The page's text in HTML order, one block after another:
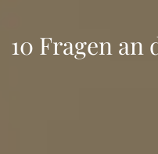
10 Fragen an